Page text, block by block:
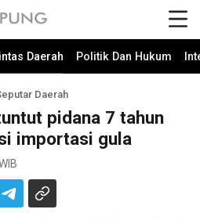
Daerah Politik Dan Hukum
Daerah
pidana 7 tahun
importasi gula